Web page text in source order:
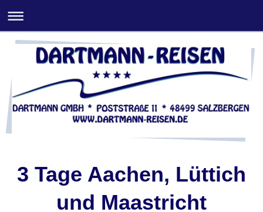
3 Tage Aachen, Lüttich
und Maastricht